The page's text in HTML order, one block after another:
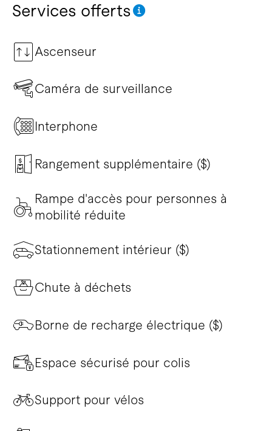
Services offerts
Ascenseur
Caméra de surveillance
Interphone
Rangement supplémentaire ($)
Rampe d'accès pour personnes à
mobilité réduite
Stationnement intérieur ($)
Chute à déchets
Borne de recharge électrique ($)
Espace sécurisé pour colis
Support pour vélos